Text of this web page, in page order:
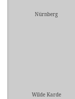
Nürnberg
Wilde Karde